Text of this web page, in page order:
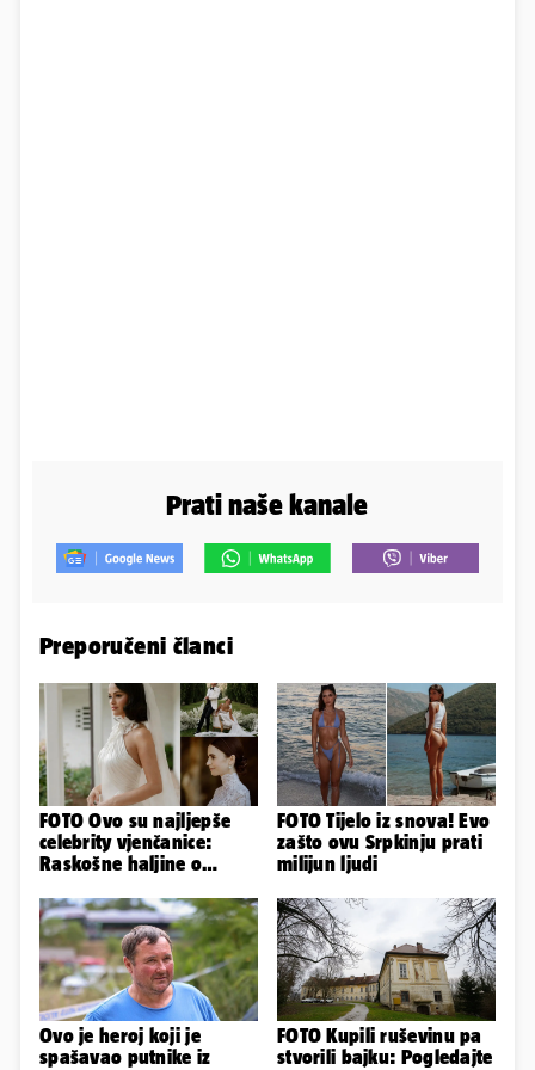
Prati naše kanale
Preporučeni članci
FOTO Ovo su najljepše
celebrity vjenčanice:
Raskošne haljine o
svijet
FOTO Tijelo iz snova! Evo
zašto ovu Srpkinju prati
milijun ljudi
Ovo je heroj koji je
spašavao putnike iz
FOTO Kupili ruševinu pa
stvorili bajku: Pogledajte